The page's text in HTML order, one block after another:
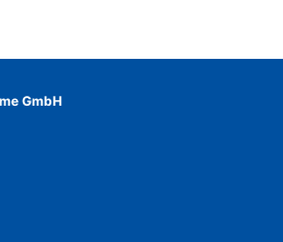
GmbH